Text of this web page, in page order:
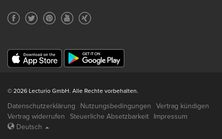
© 2026 Lecturio GmbH. Alle Rechte vorbehalten.
Datenschutzerklärung Nutzungsbedingungen
Vertrag kündigen
Vertrag widerrufen
Steuerliche Absetzbarkeit
Impressum
Deutsch